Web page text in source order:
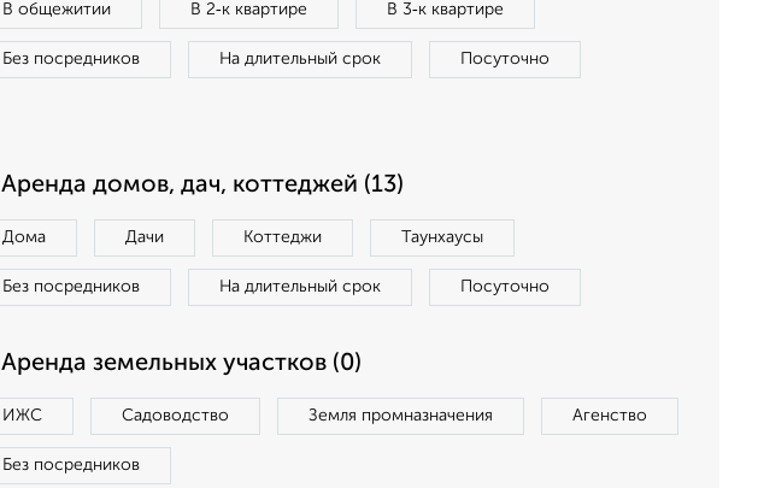
В общежитии В 2‑к квартире В 3‑к квартире
Без посредников На длительный срок Посуточно
Аренда домов, дач, коттеджей (13)
Дома Дачи Коттеджи Таунхаусы
Без посредников На длительный срок Посуточно
Аренда земельных участков (0)
ИЖС Садоводство Земля промназначения Агенство
Без посредников